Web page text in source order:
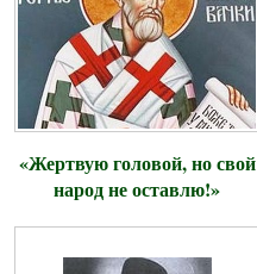
«Жертвую головой, но свой
народ не оставлю!»